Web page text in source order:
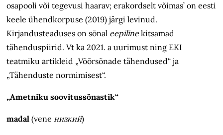
osapooli või tegevusi haarav; erakordselt võimas’ on eesti
keele ühendkorpuse (2019) järgi levinud.
Kirjandusteaduses on sõnal eepilinekitsamad
tähenduspiirid. Vt ka 2021. a uurimust ning EKI
teatmiku artikleid „Võõrsõnade tähendused“ ja
„Tähenduste normimisest“.
„Ametniku soovitussõnastik“
madal(veneнизкий)